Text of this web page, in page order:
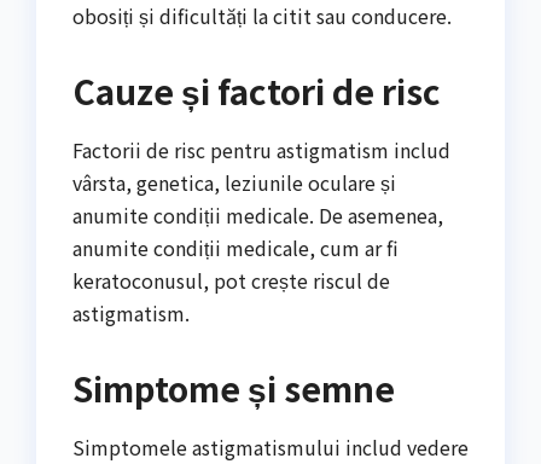
obosiți și dificultăți la citit sau conducere.
Cauze și factori de risc
Factorii de risc pentru astigmatism includ
vârsta, genetica, leziunile oculare și
anumite condiții medicale. De asemenea,
anumite condiții medicale, cum ar fi
keratoconusul, pot crește riscul de
astigmatism.
Simptome și semne
Simptomele astigmatismului includ vedere